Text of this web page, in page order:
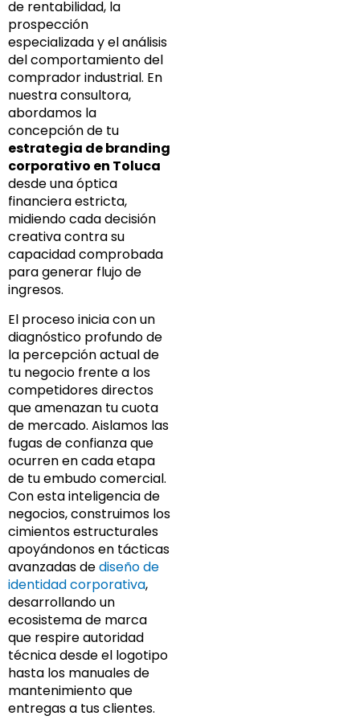
de rentabilidad, la
prospección
especializada y el análisis
del comportamiento del
comprador industrial. En
nuestra consultora,
abordamos la
concepción de tu
estrategia de branding
corporativo en Toluca
desde una óptica
financiera estricta,
midiendo cada decisión
creativa contra su
capacidad comprobada
para generar flujo de
ingresos.
El proceso inicia con un
diagnóstico profundo de
la percepción actual de
tu negocio frente a los
competidores directos
que amenazan tu cuota
de mercado. Aislamos las
fugas de confianza que
ocurren en cada etapa
de tu embudo comercial.
Con esta inteligencia de
negocios, construimos los
cimientos estructurales
apoyándonos en tácticas
avanzadas dediseño de
identidad corporativa,
desarrollando un
ecosistema de marca
que respire autoridad
técnica desde el logotipo
hasta los manuales de
mantenimiento que
entregas a tus clientes.